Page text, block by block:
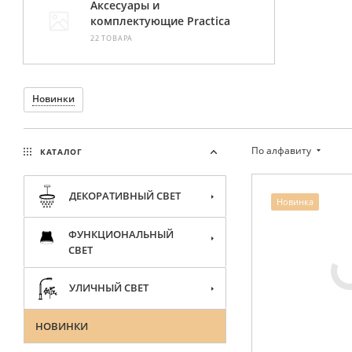
Аксесуары и
комплектующие Practica
22 ТОВАРА
Новинки
По алфавиту
Новинка
КАТАЛОГ
ДЕКОРАТИВНЫЙ СВЕТ
ФУНКЦИОНАЛЬНЫЙ
СВЕТ
УЛИЧНЫЙ СВЕТ
НОВИНКИ